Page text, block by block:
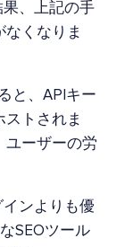
、上記の手
くなりま
と、APIキー
トされま
ユーザーの労
インよりも優
SEOツール